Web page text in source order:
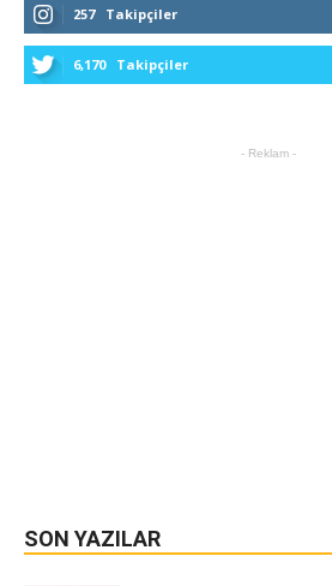
257 Takipçiler
6,170 Takipçiler
- Reklam -
SON YAZILAR